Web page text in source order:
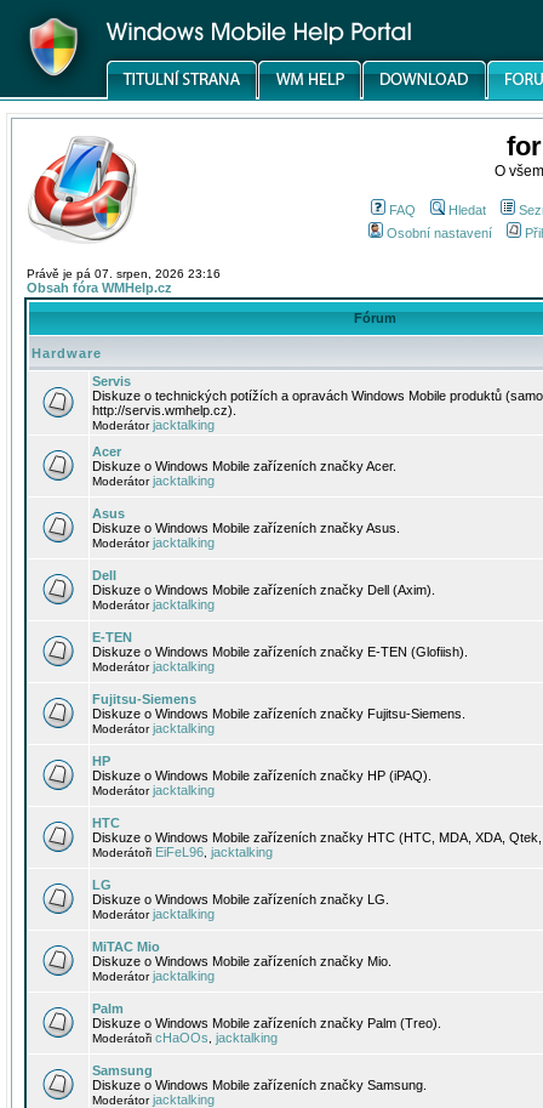
O
FAQ Hledat
Osobní nastavení
Právě je pá 07. srpen, 2026 23:16
Obsah fóra WMHelp.cz
Fórum
Hardware
Servis
Diskuze o technických potížích a opravách Windows Mobile produktů
http://servis.wmhelp.cz).
Moderátorjacktalking
Acer
Diskuze o Windows Mobile zařízeních značky Acer.
Moderátorjacktalking
Asus
Diskuze o Windows Mobile zařízeních značky Asus.
Moderátorjacktalking
Dell
Diskuze o Windows Mobile zařízeních značky Dell (Axim).
Moderátorjacktalking
E-TEN
Diskuze o Windows Mobile zařízeních značky E-TEN (Glofiish).
Moderátorjacktalking
Fujitsu-Siemens
Diskuze o Windows Mobile zařízeních značky Fujitsu-Siemens.
Moderátorjacktalking
HP
Diskuze o Windows Mobile zařízeních značky HP (iPAQ).
Moderátorjacktalking
HTC
Diskuze o Windows Mobile zařízeních značky HTC (HTC, MDA, XDA,
Moderátoři EiFeL96 jacktalking
LG
Diskuze o Windows Mobile zařízeních značky LG.
Moderátorjacktalking
MiTAC Mio
Diskuze o Windows Mobile zařízeních značky Mio.
Moderátorjacktalking
Palm
Diskuze o Windows Mobile zařízeních značky Palm (Treo).
Moderátoři cHaOOs jacktalking
Samsung
Diskuze o Windows Mobile zařízeních značky Samsung.
Moderátorjacktalking